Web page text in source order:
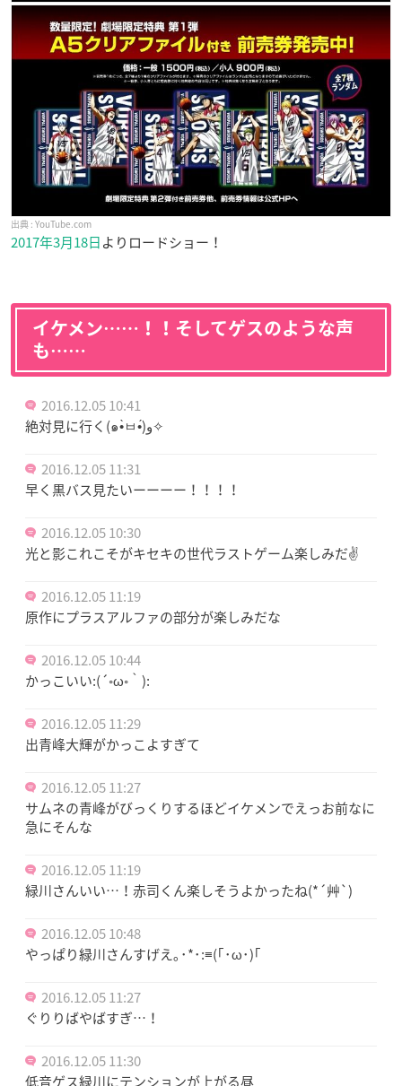
YouTube.com
2017年3月18日よりロードショー！
イケメン……！！そしてゲスのような声
も……
2016.12.05 10:41
絶対見に行く(๑•̀ㅂ•́)و✧
2016.12.05 11:31
早く黒バス見たいーーーー！！！！
2016.12.05 10:30
光と影これこそがキセキの世代ラストゲーム楽しみだ✌
2016.12.05 11:19
原作にプラスアルファの部分が楽しみだな
2016.12.05 10:44
かっこいい:(´◦ω◦｀):
2016.12.05 11:29
出青峰大輝がかっこよすぎて
2016.12.05 11:27
サムネの青峰がびっくりするほどイケメンでえっお前なに
急にそんな
2016.12.05 11:19
緑川さんいい…！赤司くん楽しそうよかったね(*´艸`)
2016.12.05 10:48
やっぱり緑川さんすげえ｡･*･:≡(｢･ω･)｢
2016.12.05 11:27
ぐりりばやばすぎ…！
2016.12.05 11:30
低音ゲス緑川にテンションが上がる昼